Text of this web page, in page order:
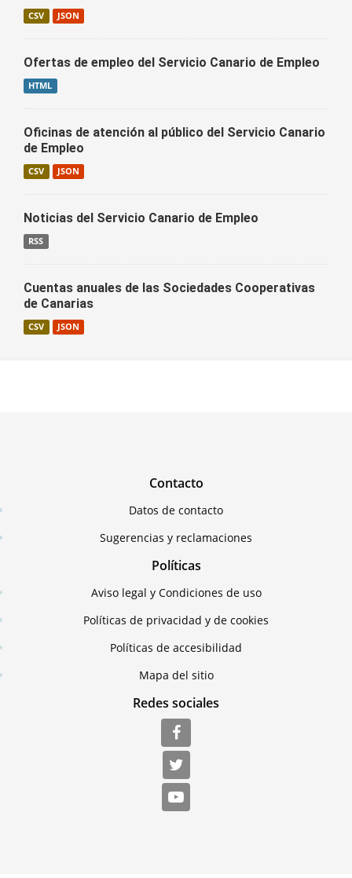
CSV JSON
Ofertas de empleo del Servicio Canario de Empleo
HTML
Oficinas de atención al público del Servicio Canario
de Empleo
CSV JSON
Noticias del Servicio Canario de Empleo
RSS
Cuentas anuales de las Sociedades Cooperativas
de Canarias
CSV JSON
Contacto
Datos de contacto
Sugerencias y reclamaciones
Políticas
Aviso legal y Condiciones de uso
Políticas de privacidad y de cookies
Políticas de accesibilidad
Mapa del sitio
Redes sociales